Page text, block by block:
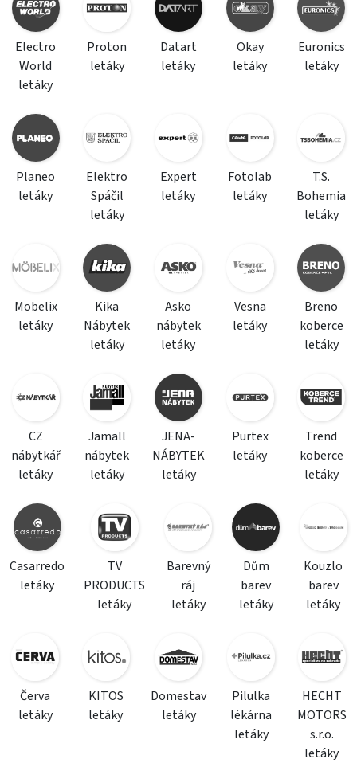
Electro
World
letáky
Proton
letáky
Datart
letáky
Okay
letáky
Euronics
letáky
Planeo
letáky
Elektro
Spáčil
letáky
Expert
letáky
Fotolab
letáky
T.S.
Bohemia
letáky
Mobelix
letáky
Kika
Nábytek
letáky
Asko
nábytek
letáky
Vesna
letáky
Breno
koberce
letáky
CZ
nábytkář
letáky
Jamall
nábytek
letáky
JENA-
NÁBYTEK
letáky
Purtex
letáky
Trend
koberce
letáky
Casarredo
letáky
TV
PRODUCTS
letáky
Barevný
ráj
letáky
Dům
barev
letáky
Kouzlo
barev
letáky
Červa
letáky
KITOS
letáky
Domestav
letáky
Pilulka
lékárna
letáky
HECHT
MOTORS
s.r.o.
letáky